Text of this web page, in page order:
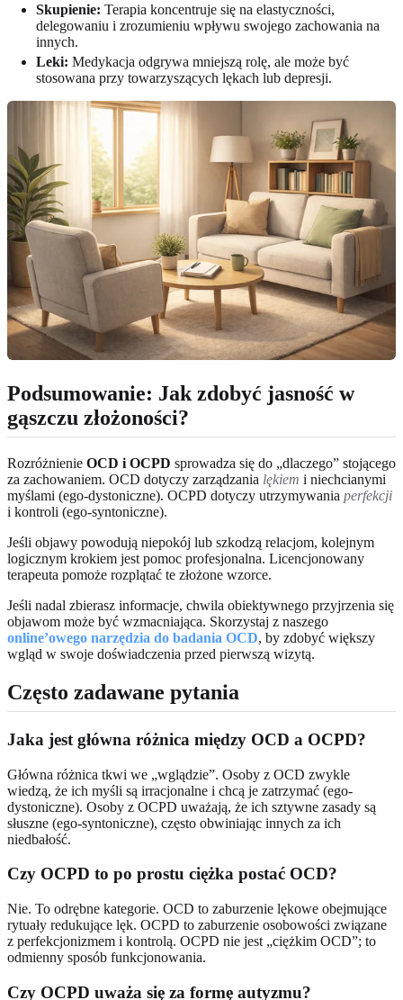
Skupienie: Terapia koncentruje się na elastyczności,
delegowaniu i zrozumieniu wpływu swojego zachowania na
innych.
Leki: Medykacja odgrywa mniejszą rolę, ale może być
stosowana przy towarzyszących lękach lub depresji.
Podsumowanie: Jak zdobyć jasność w
gąszczu złożoności?
Rozróżnienie OCD i OCPD sprowadza się do „dlaczego” stojącego
za zachowaniem. OCD dotyczy zarządzania lękiem i niechcianymi
myślami (ego-dystoniczne). OCPD dotyczy utrzymywania perfekcji
i kontroli (ego-syntoniczne).
Jeśli objawy powodują niepokój lub szkodzą relacjom, kolejnym
logicznym krokiem jest pomoc profesjonalna. Licencjonowany
terapeuta pomoże rozplątać te złożone wzorce.
Jeśli nadal zbierasz informacje, chwila obiektywnego przyjrzenia się
objawom może być wzmacniająca. Skorzystaj z naszego
online’owego narzędzia do badania OCD, by zdobyć większy
wgląd w swoje doświadczenia przed pierwszą wizytą.
Często zadawane pytania
Jaka jest główna różnica między OCD a OCPD?
Główna różnica tkwi we „wglądzie”. Osoby z OCD zwykle
wiedzą, że ich myśli są irracjonalne i chcą je zatrzymać (ego-
dystoniczne). Osoby z OCPD uważają, że ich sztywne zasady są
słuszne (ego-syntoniczne), często obwiniając innych za ich
niedbałość.
Czy OCPD to po prostu ciężka postać OCD?
Nie. To odrębne kategorie. OCD to zaburzenie lękowe obejmujące
rytuały redukujące lęk. OCPD to zaburzenie osobowości związane
z perfekcjonizmem i kontrolą. OCPD nie jest „ciężkim OCD”; to
odmienny sposób funkcjonowania.
Czy OCPD uważa się za formę autyzmu?